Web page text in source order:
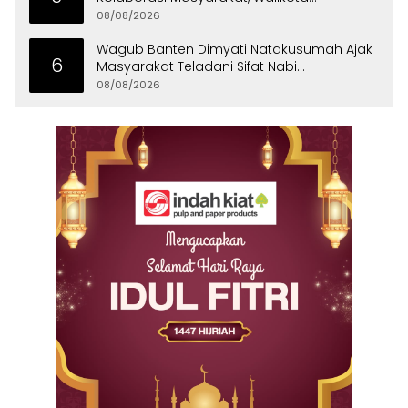
Tangerang Raih LPM Award 2026
08/08/2026
6
Wagub Banten Dimyati Natakusumah Ajak
Masyarakat Teladani Sifat Nabi
Muhammad
08/08/2026